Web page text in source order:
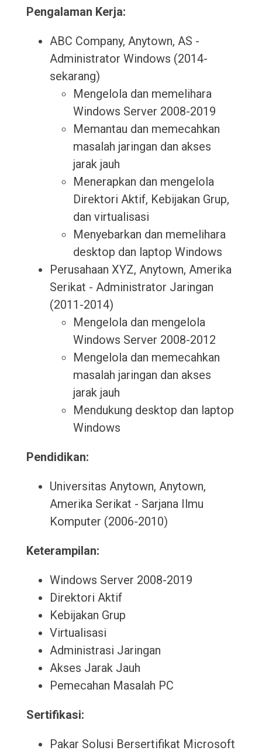
Pengalaman Kerja:
ABC Company, Anytown, AS -
Administrator Windows (2014-
sekarang)
Mengelola dan memelihara
Windows Server 2008-2019
Memantau dan memecahkan
masalah jaringan dan akses
jarak jauh
Menerapkan dan mengelola
Direktori Aktif, Kebijakan Grup,
dan virtualisasi
Menyebarkan dan memelihara
desktop dan laptop Windows
Perusahaan XYZ, Anytown, Amerika
Serikat - Administrator Jaringan
(2011-2014)
Mengelola dan mengelola
Windows Server 2008-2012
Mengelola dan memecahkan
masalah jaringan dan akses
jarak jauh
Mendukung desktop dan laptop
Windows
Pendidikan:
Universitas Anytown, Anytown,
Amerika Serikat - Sarjana Ilmu
Komputer (2006-2010)
Keterampilan:
Windows Server 2008-2019
Direktori Aktif
Kebijakan Grup
Virtualisasi
Administrasi Jaringan
Akses Jarak Jauh
Pemecahan Masalah PC
Sertifikasi:
Pakar Solusi Bersertifikat Microsoft